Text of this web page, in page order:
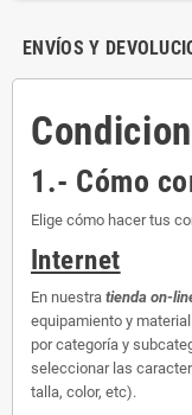
ENVÍOS Y
1.- Cómo
Elige cómo hacer tus
Internet
En nuestra tienda on-
equipamiento y
por categoría y
seleccionar las
talla, color, etc).